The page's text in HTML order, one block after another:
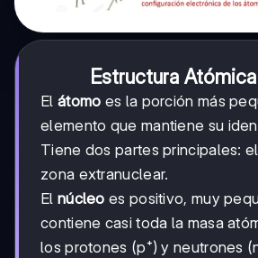
Estructura
El átomo es la porción más
elemento que mantiene su
Tiene dos partes principales:
zona extranuclear.
El núcleo es positivo, muy
contiene casi toda la masa
los protones (p⁺) y neutrones